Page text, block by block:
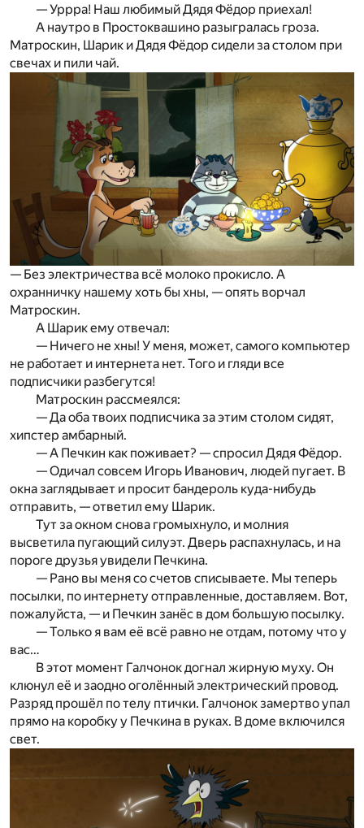
— Уррра! Наш любимый Дядя Фёдор приехал!
А наутро в Простоквашино разыгралась гроза.
Матроскин, Шарик и Дядя Фёдор сидели за столом при
свечах и пили чай.
— Без электричества всё молоко прокисло. А
охранничку нашему хоть бы хны, — опять ворчал
Матроскин.
А Шарик ему отвечал:
— Ничего не хны! У меня, может, самого компьютер
не работает и интернета нет. Того и гляди все
подписчики разбегутся!
Матроскин рассмеялся:
— Да оба твоих подписчика за этим столом сидят,
хипстер амбарный.
— А Печкин как поживает? — спросил Дядя Фёдор.
— Одичал совсем Игорь Иванович, людей пугает. В
окна заглядывает и просит бандероль куда-нибудь
отправить, — ответил ему Шарик.
Тут за окном снова громыхнуло, и молния
высветила пугающий силуэт. Дверь распахнулась, и на
пороге друзья увидели Печкина.
— Рано вы меня со счетов списываете. Мы теперь
посылки, по интернету отправленные, доставляем. Вот,
пожалуйста, — и Печкин занёс в дом большую посылку.
— Только я вам её всё равно не отдам, потому что у
вас…
В этот момент Галчонок догнал жирную муху. Он
клюнул её и заодно оголённый электрический провод.
Разряд прошёл по телу птички. Галчонок замертво упал
прямо на коробку у Печкина в руках. В доме включился
свет.